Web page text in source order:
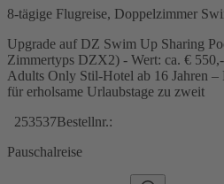
8-tägige Flugreise, Doppelzimmer
Upgrade auf DZ Swim Up Sharing
Zimmertyps DZX2) - Wert: ca. €
Adults Only Stil-Hotel ab 16 Jahren –
für erholsame Urlaubstage zu zweit
253537Bestellnr.:
Pauschalreise